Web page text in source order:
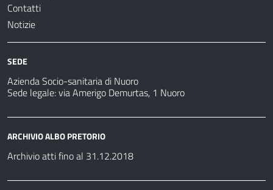
Contatti
Notizie
SEDE
Azienda Socio-sanitaria di Nuoro
Sede legale: via Amerigo Demurtas, 1 Nuoro
ARCHIVIO ALBO PRETORIO
Archivio atti fino al 31.12.2018